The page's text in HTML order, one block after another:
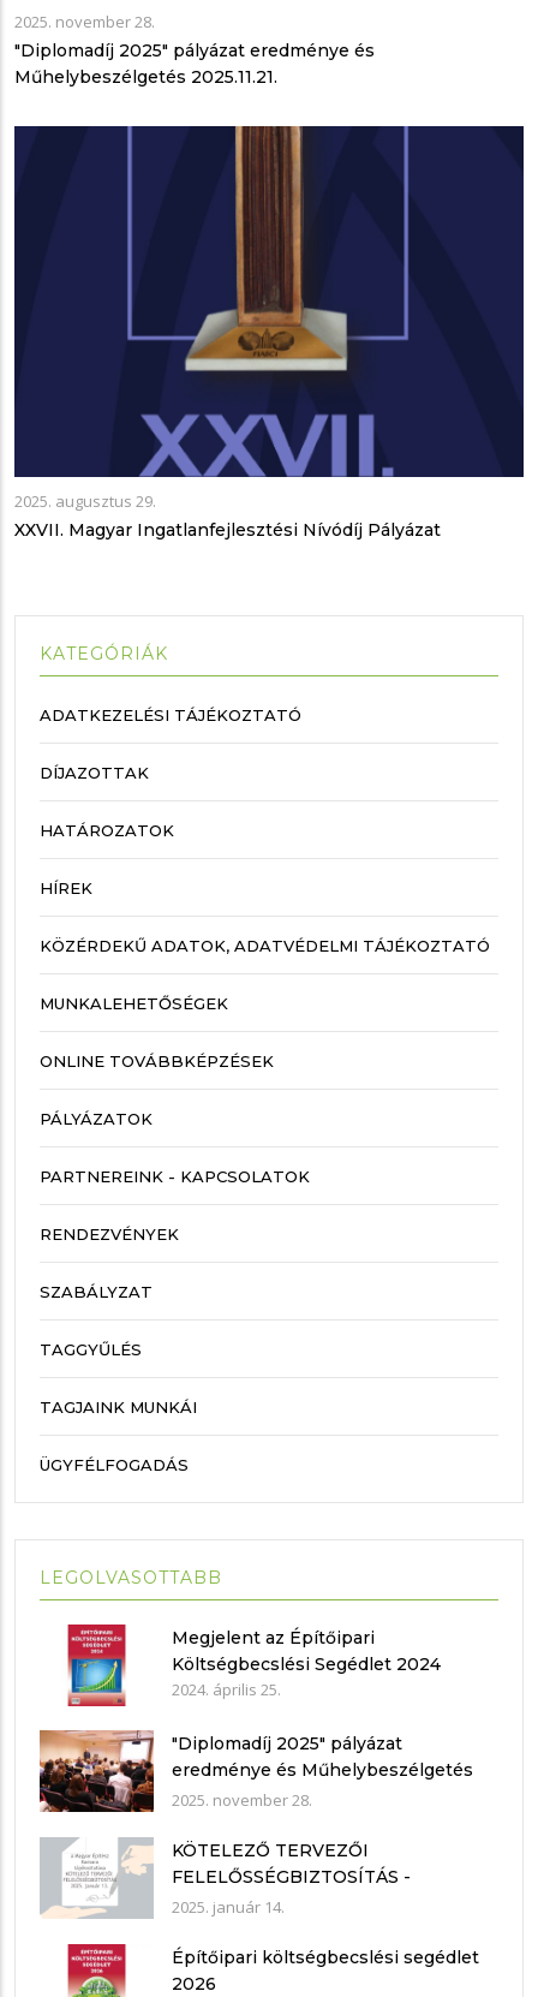
2025. november 28.
"Diplomadíj 2025" pályázat eredménye és
Műhelybeszélgetés 2025.11.21.
2025. augusztus 29.
XXVII. Magyar Ingatlanfejlesztési Nívódíj Pályázat
KATEGÓRIÁK
ADATKEZELÉSI TÁJÉKOZTATÓ
DÍJAZOTTAK
HATÁROZATOK
HÍREK
KÖZÉRDEKŰ ADATOK, ADATVÉDELMI TÁJÉKOZTATÓ
MUNKALEHETŐSÉGEK
ONLINE TOVÁBBKÉPZÉSEK
PÁLYÁZATOK
PARTNEREINK - KAPCSOLATOK
RENDEZVÉNYEK
SZABÁLYZAT
TAGGYŰLÉS
TAGJAINK MUNKÁI
ÜGYFÉLFOGADÁS
LEGOLVASOTTABB
Megjelent az Építőipari
Költségbecslési Segédlet 2024
2024. április 25.
"Diplomadíj 2025" pályázat
eredménye és Műhelybeszélgetés
2025.11.21.
2025. november 28.
KÖTELEZŐ TERVEZŐI
FELELŐSSÉGBIZTOSÍTÁS -
nyilatkozat mintákkal
2025. január 14.
Építőipari költségbecslési segédlet
2026